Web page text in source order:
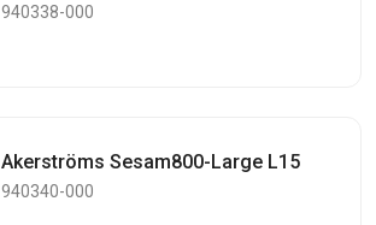
940338-000
Akerströms Sesam800-Large L15
940340-000